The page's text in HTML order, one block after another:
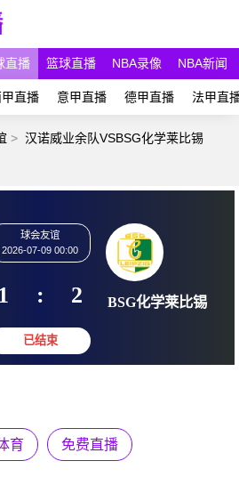
直播 篮球直播 NBA录像 NBA新闻
直播 意甲直播 德甲直播 法甲直
> 汉诺威业余队VSBSG化学莱比锡
球会友谊
2026-07-09 00:00
1 : 2 BSG化
育 免费直播